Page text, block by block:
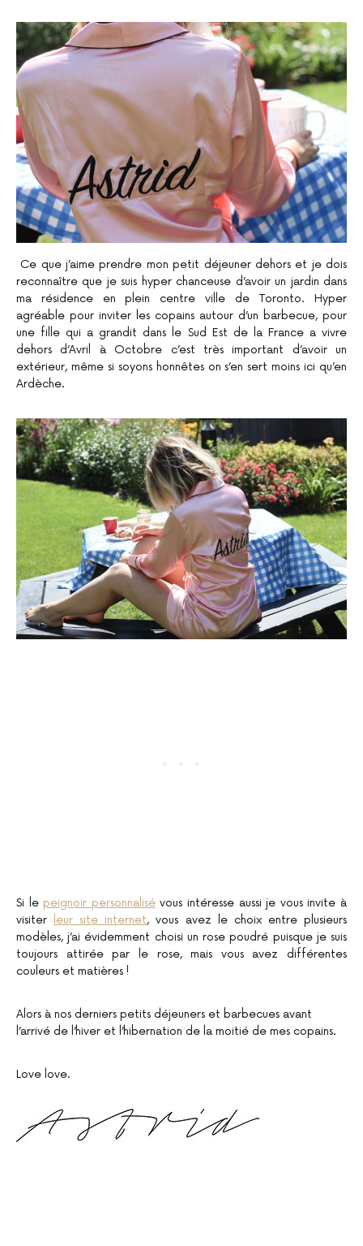
Ce que j’aime prendre mon petit déjeuner dehors et je dois
reconnaître que je suis hyper chanceuse d’avoir un jardin dans
ma résidence en plein centre ville de Toronto. Hyper
agréable pour inviter les copains autour d’un barbecue, pour
une fille qui a grandit dans le Sud Est de la France a vivre
dehors d’Avril à Octobre c’est très important d’avoir un
extérieur, même si soyons honnêtes on s’en sert moins ici qu’en
Ardèche.
Si le peignoir personnalisévous intéresse aussi je vous invite à
visiter
leur site internet, vous avez le choix entre plusieurs
modèles, j’ai évidemment choisi un rose poudré puisque je suis
toujours attirée par le rose, mais vous avez différentes
couleurs et matières !
Alors à nos derniers petits déjeuners et barbecues avant
l’arrivé de l’hiver et l’hibernation de la moitié de mes copains.
Love love.